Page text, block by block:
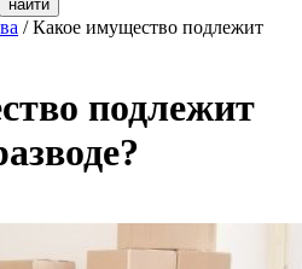
/ Какое имущество подлежит
подлежит